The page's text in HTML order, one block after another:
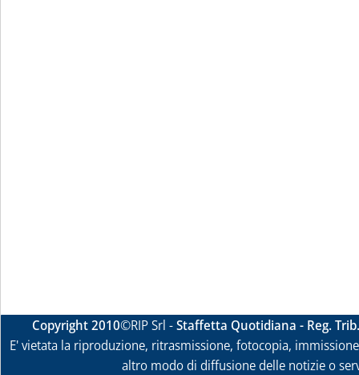
Copyright 2010©RIP Srl -Staffetta Quotidiana - Reg.
E' vietata la riproduzione, ritrasmissione, fotocopia,
altro modo di diffusione delle notizie o